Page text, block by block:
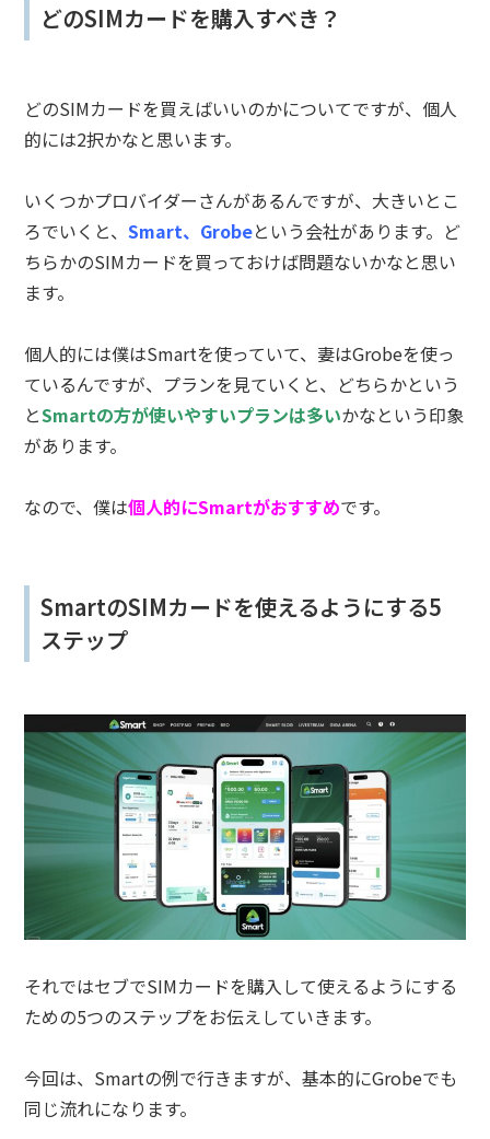
どのSIMカードを購入すべき？
どのSIMカードを買えばいいのかについてですが、個人
的には2択かなと思います。
いくつかプロバイダーさんがあるんですが、大きいとこ
ろでいくと、Smart、Grobeという会社があります。ど
ちらかのSIMカードを買っておけば問題ないかなと思い
ます。
個人的には僕はSmartを使っていて、妻はGrobeを使っ
ているんですが、プランを見ていくと、どちらかという
とSmartの方が使いやすいプランは多いかなという印象
があります。
なので、僕は個人的にSmartがおすすめです。
SmartのSIMカードを使えるようにする5
ステップ
それではセブでSIMカードを購入して使えるようにする
ための5つのステップをお伝えしていきます。
今回は、Smartの例で行きますが、基本的にGrobeでも
同じ流れになります。